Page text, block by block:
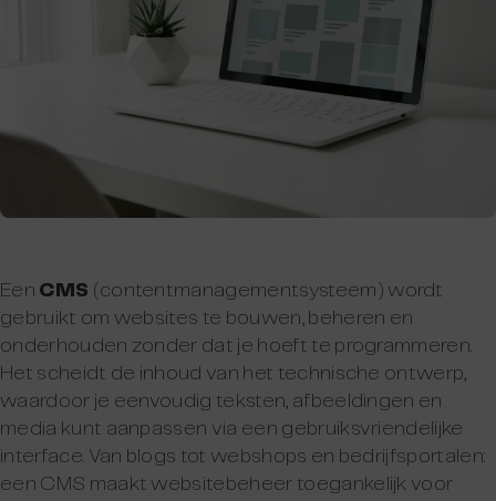
Een CMS (contentmanagementsysteem) wordt
gebruikt om websites te bouwen, beheren en
onderhouden zonder dat je hoeft te programmeren.
Het scheidt de inhoud van het technische ontwerp,
waardoor je eenvoudig teksten, afbeeldingen en
media kunt aanpassen via een gebruiksvriendelijke
interface. Van blogs tot webshops en bedrijfsportalen:
een CMS maakt websitebeheer toegankelijk voor